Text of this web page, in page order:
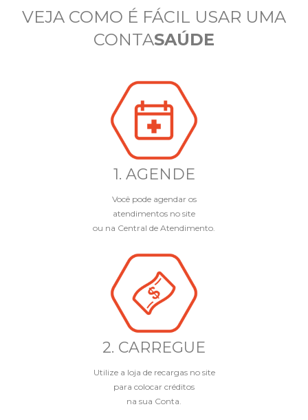
VEJA COMO É FÁCIL USAR UMA
CONTASAÚDE
1. AGENDE
Você pode agendar os
atendimentos no site
ou na Central de Atendimento.
2. CARREGUE
Utilize a loja de recargas no site
para colocar créditos
na sua Conta.